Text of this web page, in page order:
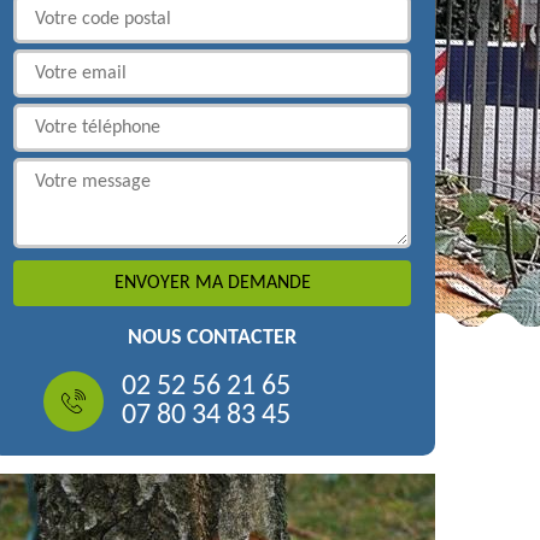
NOUS CONTACTER
02 52 56 21 65
07 80 34 83 45